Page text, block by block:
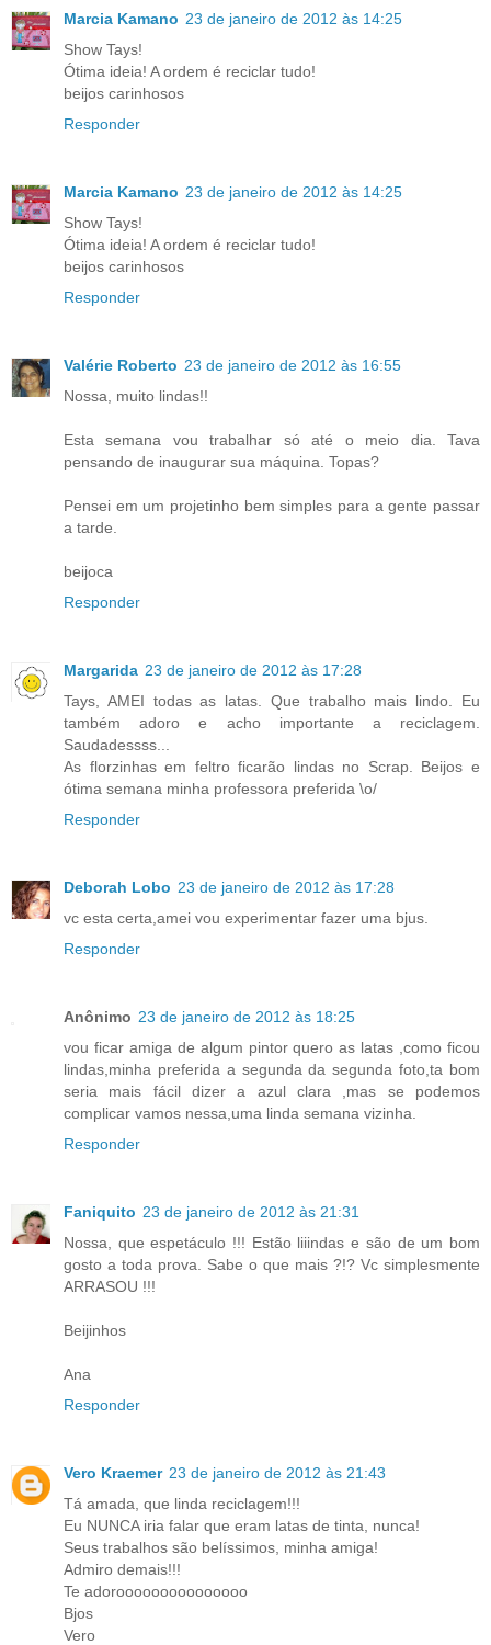
Marcia Kamano 23 de janeiro de 2012 às 14:25
Show Tays!
Ótima ideia! A ordem é reciclar tudo!
beijos carinhosos
Responder
Marcia Kamano 23 de janeiro de 2012 às 14:25
Show Tays!
Ótima ideia! A ordem é reciclar tudo!
beijos carinhosos
Responder
Valérie Roberto 23 de janeiro de 2012 às 16:55
Nossa, muito lindas!!
Esta semana vou trabalhar só até o meio dia. Tava
pensando de inaugurar sua máquina. Topas?
Pensei em um projetinho bem simples para a gente passar
a tarde.
beijoca
Responder
Margarida 23 de janeiro de 2012 às 17:28
Tays, AMEI todas as latas. Que trabalho mais lindo. Eu
também adoro e acho importante a reciclagem.
Saudadessss...
As florzinhas em feltro ficarão lindas no Scrap. Beijos e
ótima semana minha professora preferida \o/
Responder
Deborah Lobo 23 de janeiro de 2012 às 17:28
vc esta certa,amei vou experimentar fazer uma bjus.
Responder
Anônimo 23 de janeiro de 2012 às 18:25
vou ficar amiga de algum pintor quero as latas ,como ficou
lindas,minha preferida a segunda da segunda foto,ta bom
seria mais fácil dizer a azul clara ,mas se podemos
complicar vamos nessa,uma linda semana vizinha.
Responder
Faniquito 23 de janeiro de 2012 às 21:31
Nossa, que espetáculo !!! Estão liiindas e são de um bom
gosto a toda prova. Sabe o que mais ?!? Vc simplesmente
ARRASOU !!!
Beijinhos
Ana
Responder
Vero Kraemer 23 de janeiro de 2012 às 21:43
Tá amada, que linda reciclagem!!!
Eu NUNCA iria falar que eram latas de tinta, nunca!
Seus trabalhos são belíssimos, minha amiga!
Admiro demais!!!
Te adorooooooooooooooo
Bjos
Vero